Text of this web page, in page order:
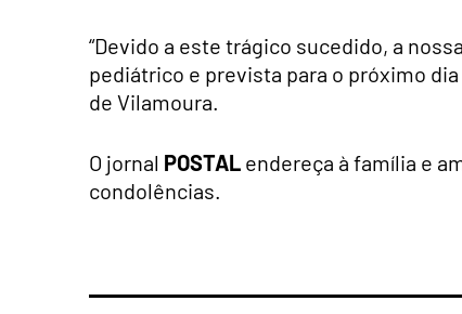
“Devido a este trágico sucedido, a
pediátrico e prevista para o próximo
de Vilamoura.
O jornal POSTAL endereça à família e
condolências.